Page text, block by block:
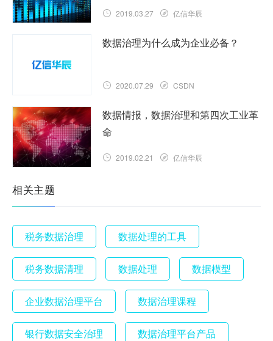
2019.03.27 亿信华辰
数据治理为什么成为企业必备？
2020.07.29 CSDN
数据情报，数据治理和第四次工业革
命
2019.02.21 亿信华辰
相关主题
税务数据治理 数据处理的工具
税务数据清理 数据处理 数据模型
企业数据治理平台 数据治理课程
银行数据安全治理 数据治理平台产品